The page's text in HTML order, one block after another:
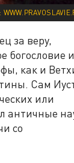
за веру,
богословие и
как и
Сам
или
античные
со